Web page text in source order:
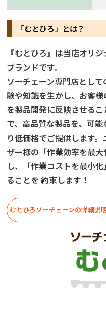
「むとひろ」とは？
『むとひろ』は当店オリジ
ブランドです。
ソーチェーン専門店として
験や知識を生かし、お客様
を製品開発に反映させるこ
で、高品質な製品を、可能
り低価格でご提供します。
ザー様の「作業効率を最大
し、「作業コストを最小化
ることを 約束します！
むとひろソーチェーンの詳細説